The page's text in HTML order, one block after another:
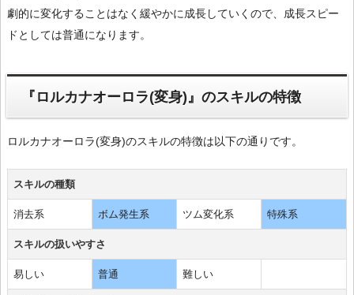
劇的に変化することはなく緩やかに成長していくので、成長スピー
ドとしては普通になります。
『ロルカナオーロラ(変身)』のスキルの特徴
ロルカナオーロラ(変身)のスキルの特徴は以下の通りです。
スキルの種類
消去系 ボム発生系 ツム変化系 特殊系
スキルの扱いやすさ
易しい 普通 難しい